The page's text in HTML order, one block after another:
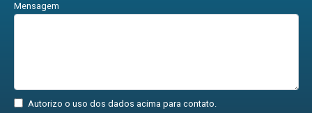
Mensagem
Autorizo o uso dos dados acima para contato.